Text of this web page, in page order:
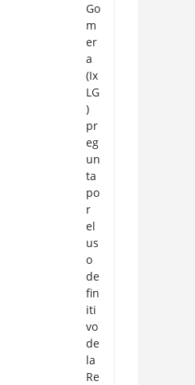
Go
m
er
a
(Ix
LG
)
pr
eg
un
ta
po
r
el
us
o
de
fin
iti
vo
de
la
Re